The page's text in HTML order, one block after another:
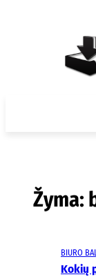
Žyma:
BIURO
Kokių